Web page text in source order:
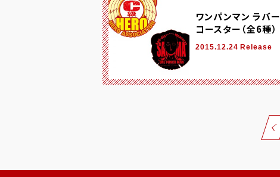
ワンパンマン ラバー
コースター（全6種）
2015.12.24 Release